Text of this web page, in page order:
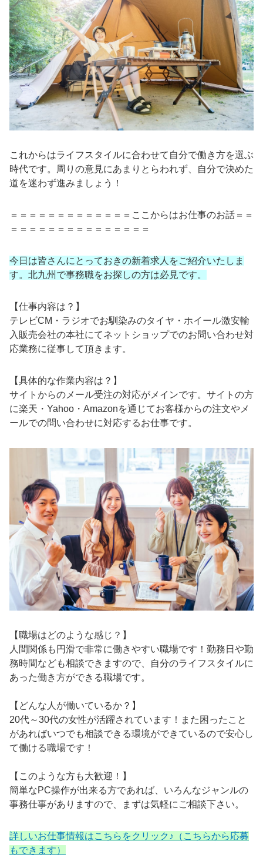
これからはライフスタイルに合わせて自分で働き方を選ぶ
時代です。周りの意見にあまりとらわれず、自分で決めた
道を迷わず進みましょう！
＝＝＝＝＝＝＝＝＝＝＝＝＝ここからはお仕事のお話＝＝
＝＝＝＝＝＝＝＝＝＝＝＝＝＝＝
今日は皆さんにとっておきの新着求人 をご紹介いたしま
す。北九州で事務職をお探しの方は必見です。
【仕事内容は？】
テレビCM・ラジオでお馴染みのタイヤ・ホイール激安輸
入販売会社の本社にてネットショップでのお問い合わせ対
応業務に従事して頂きます。
【具体的な作業内容は？】
サイトからのメール受注の対応がメインです。サイトの方
に楽天・Yahoo・Amazonを通じてお客様からの注文やメ
ールでの問い合わせに対応するお仕事です。
【職場はどのような感じ？】
人間関係も円滑で非常に働きやすい職場です！勤務日や勤
務時間なども相談できますので、自分のライフスタイルに
あった働き方ができる職場です。
【どんな人が働いているか？】
20代～30代の女性が活躍されています！また困ったこと
があればいつでも相談できる環境ができているので安心し
て働ける職場です！
【このような方も大歓迎！】
簡単なPC操作が出来る方であれば、いろんなジャンルの
事務仕事がありますので、まずは気軽にご相談下さい。
詳しいお仕事情報はこちらをクリック♪（こちらから応募
もできます）